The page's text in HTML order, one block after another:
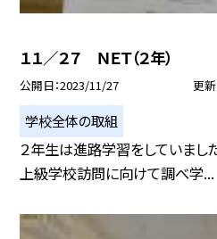
１１／２７ ＮＥＴ（２年）
公開日 2023/11/27 更
学校全体の取組
２年生は進路学習をしていまし
上級学校訪問に向けて調べ学...